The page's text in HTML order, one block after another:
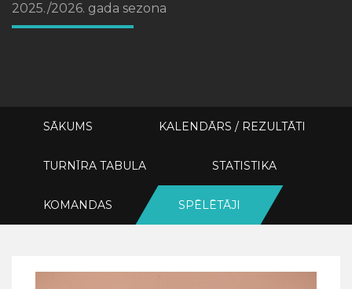
2025./2026. gada sezona
SĀKUMS KALENDĀRS / REZULTĀTI
TURNĪRA TABULA STATISTIKA
KOMANDAS SPĒLĒTĀJI